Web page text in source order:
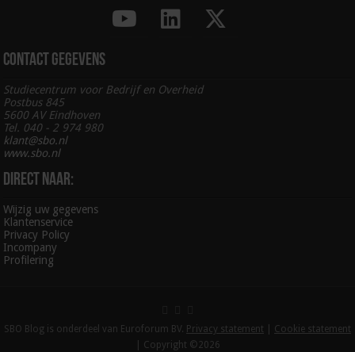
Contact gegevens
Studiecentrum voor Bedrijf en Overheid
Postbus 845
5600 AV Eindhoven
Tel. 040 - 2 974 980
klant@sbo.nl
www.sbo.nl
Direct naar:
Wijzig uw gegevens
Klantenservice
Privacy Policy
Incompany
Profilering
SBO Blog is onderdeel van Euroforum BV. Privacy statement
Cookie statement
| Copyright ©2026